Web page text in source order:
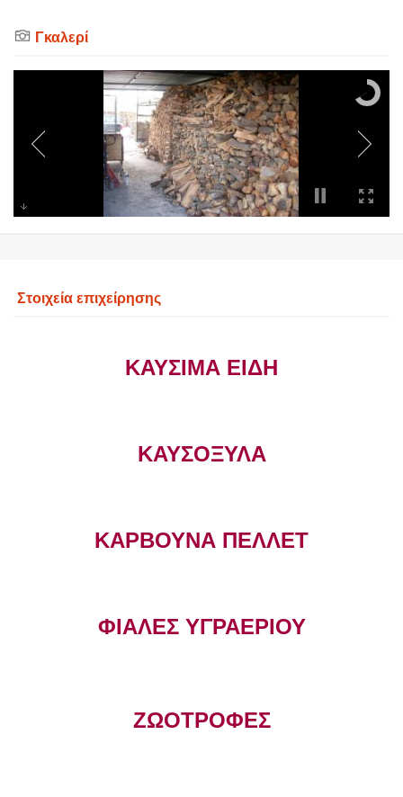
Γκαλερί
Στοιχεία επιχείρησης
ΚΑΥΣΙΜΑ ΕΙΔΗ
ΚΑΥΣΟΞΥΛΑ
ΚΑΡΒΟΥΝΑ ΠΕΛΛΕΤ
ΦΙΑΛΕΣ ΥΓΡΑΕΡΙΟΥ
ΖΩΟΤΡΟΦΕΣ